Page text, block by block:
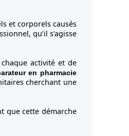
et corporels causés
qu’il s’agisse
activité et de
en pharmacie
cherchant une
que cette démarche